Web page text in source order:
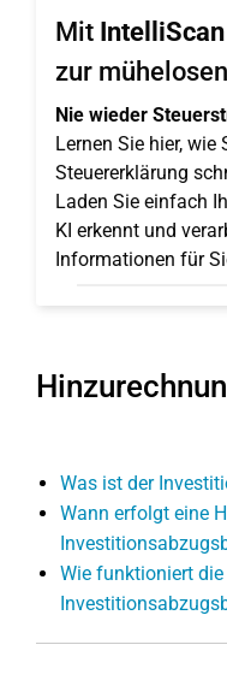
Mit IntelliScan
zur
Nie wieder
Lernen Sie hier, wie
Steuererklärung
Laden Sie einfach
KI erkennt und
Informationen für
Was ist der
Wann erfolgt eine
Wie funktioniert